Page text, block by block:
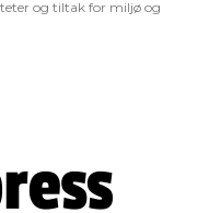
og tiltak for miljø og